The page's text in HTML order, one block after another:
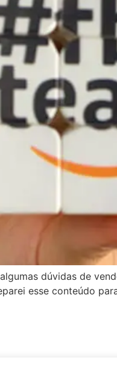
dúvidas de
esse conteúdo